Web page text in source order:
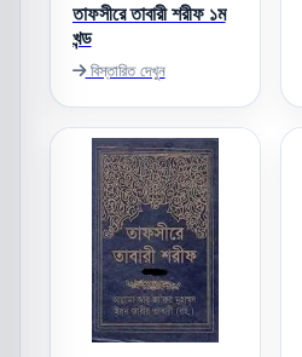
তাফসীরে তাবারী শরীফ ১ম
খন্ড
বিস্তারিত দেখুন